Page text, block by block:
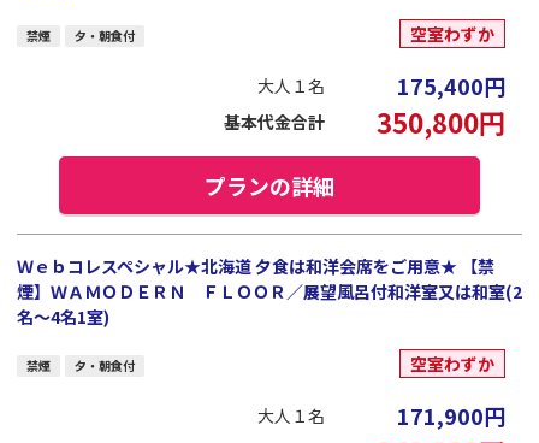
禁煙 夕・朝食付 空室わずか
大人１名 175,400円
基本代金合計 350,800円
プランの詳細
Ｗｅｂコレスペシャル★北海道 夕食は和洋会席をご用意★ 【禁
煙】ＷＡＭＯＤＥＲＮ ＦＬＯＯＲ／展望風呂付和洋室又は和室(2
名～4名1室)
禁煙 夕・朝食付 空室わずか
大人１名 171,900円